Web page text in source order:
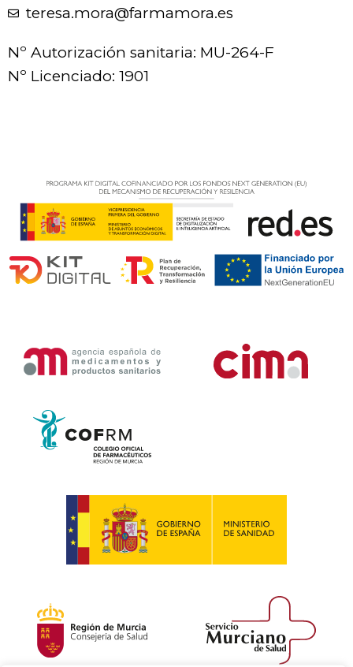
teresa.mora@farmamora.es
Nº Autorización sanitaria: MU-264-F
Nº Licenciado: 1901